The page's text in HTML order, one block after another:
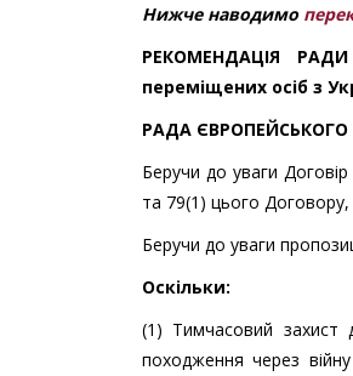
Нижче наводимо
РЕКОМЕНДАЦІЯ
переміщених осіб з
РАДА
Беручи до уваги
та 79(1) цього Договору,
Беручи до уваги
Оскільки:
(1) Тимчасовий захист
походження через